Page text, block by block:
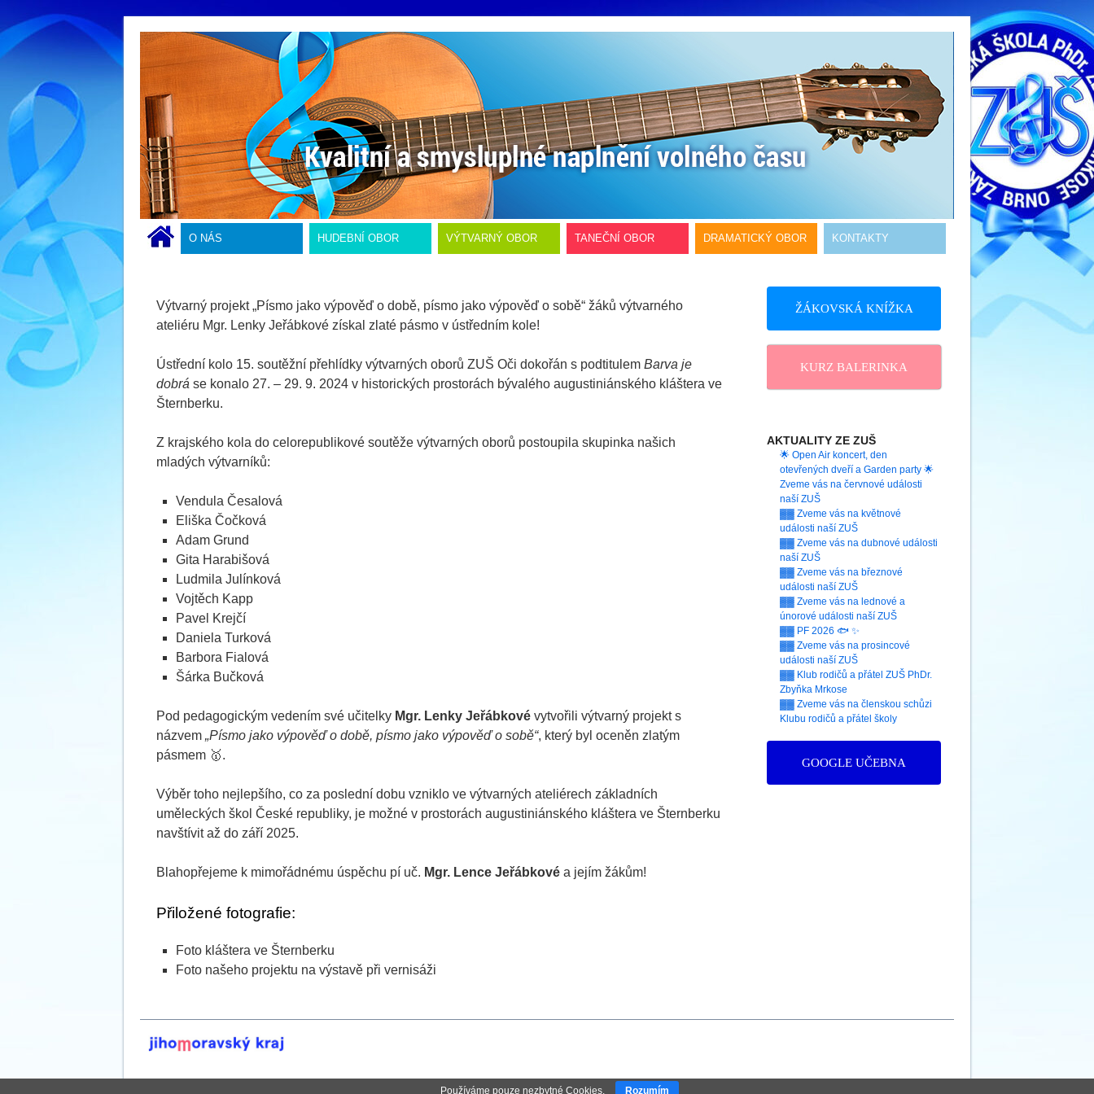
O NÁS HUDEBNÍ OBOR VÝTVARNÝ OBOR TANEČNÍ OBOR DRAMATICKÝ OBOR KONTAKTY
Výtvarný projekt „Písmo jako výpověď o době, písmo jako výpověď o sobě“ žáků výtvarného
ateliéru Mgr. Lenky Jeřábkové získal zlaté pásmo v ústředním kole!
Ústřední kolo 15. soutěžní přehlídky výtvarných oborů ZUŠ Oči dokořán s podtitulem Barva je
dobrá se konalo 27. – 29. 9. 2024 v historických prostorách bývalého augustiniánského kláštera ve
Šternberku.
Z krajského kola do celorepublikové soutěže výtvarných oborů postoupila skupinka našich
mladých výtvarníků:
Vendula Česalová
Eliška Čočková
Adam Grund
Gita Harabišová
Ludmila Julínková
Vojtěch Kapp
Pavel Krejčí
Daniela Turková
Barbora Fialová
Šárka Bučková
Pod pedagogickým vedením své učitelky Mgr. Lenky Jeřábkové vytvořili výtvarný projekt s
názvem „Písmo jako výpověď o době, písmo jako výpověď o sobě“, který byl oceněn zlatým
pásmem 🥇.
Výběr toho nejlepšího, co za poslední dobu vzniklo ve výtvarných ateliérech základních
uměleckých škol České republiky, je možné v prostorách augustiniánského kláštera ve Šternberku
navštívit až do září 2025.
Blahopřejeme k mimořádnému úspěchu pí uč. Mgr. Lence Jeřábkové a jejím žákům!
Přiložené fotografie:
Foto kláštera ve Šternberku
Foto našeho projektu na výstavě při vernisáži
ŽÁKOVSKÁ KNÍŽKA
KURZ BALERINKA
AKTUALITY ZE ZUŠ
🌟 Open Air koncert, den
otevřených dveří a Garden party 🌟
Zveme vás na červnové události
naší ZUŠ
▓▓ Zveme vás na květnové
události naší ZUŠ
▓▓ Zveme vás na dubnové události
naší ZUŠ
▓▓ Zveme vás na březnové
události naší ZUŠ
▓▓ Zveme vás na lednové a
únorové události naší ZUŠ
▓▓ PF 2026 🐟 ✨
▓▓ Zveme vás na prosincové
události naší ZUŠ
▓▓ Klub rodičů a přátel ZUŠ PhDr.
Zbyňka Mrkose
▓▓ Zveme vás na členskou schůzi
Klubu rodičů a přátel školy
GOOGLE UČEBNA
Používáme pouze nezbytné Cookies. Rozumím